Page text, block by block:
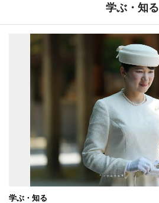
学ぶ・知る
学ぶ・知る